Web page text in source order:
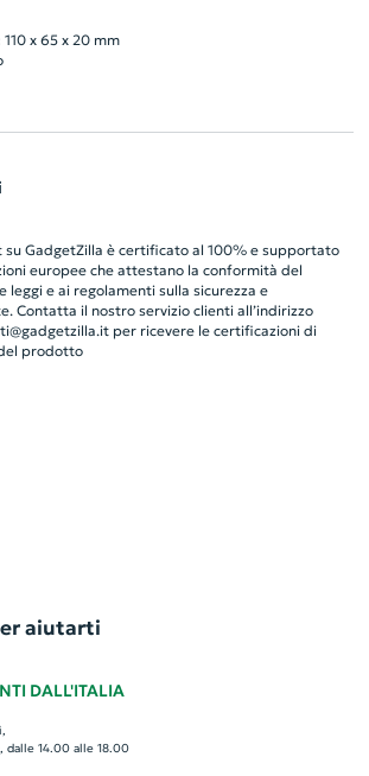
110 x 65 x 20 mm
su GadgetZilla è certificato al 100% e supportato
europee che attestano la conformità del
leggi e ai regolamenti sulla sicurezza e
Contatta il nostro servizio clienti all’indirizzo
per ricevere le certificazioni di
prodotto
aiutarti
DALL'ITALIA
dalle 14.00 alle 18.00